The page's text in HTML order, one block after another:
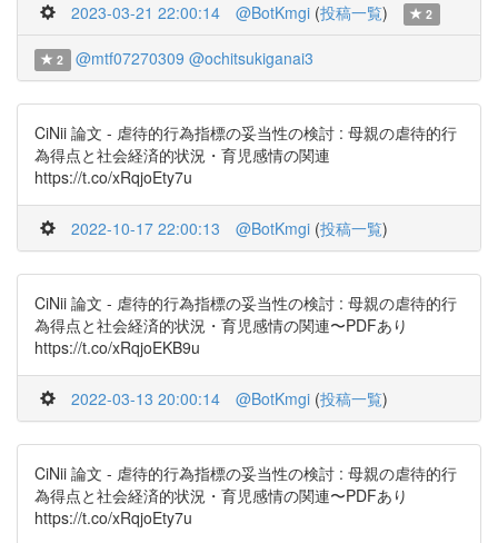
2023-03-21 22:00:14 @BotKmgi (投稿一覧) 2
2 @mtf07270309 @ochitsukiganai3
CiNii 論文 - 虐待的行為指標の妥当性の検討 : 母親の虐待的行
為得点と社会経済的状況・育児感情の関連
https://t.co/xRqjoEty7u
2022-10-17 22:00:13 @BotKmgi (投稿一覧)
CiNii 論文 - 虐待的行為指標の妥当性の検討 : 母親の虐待的行
為得点と社会経済的状況・育児感情の関連〜PDFあり
https://t.co/xRqjoEKB9u
2022-03-13 20:00:14 @BotKmgi (投稿一覧)
CiNii 論文 - 虐待的行為指標の妥当性の検討 : 母親の虐待的行
為得点と社会経済的状況・育児感情の関連〜PDFあり
https://t.co/xRqjoEty7u